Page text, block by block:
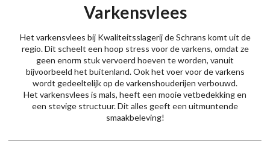
Varkensvlees
Het varkensvlees bij Kwaliteitsslagerij de Schrans komt uit de
regio. Dit scheelt een hoop stress voor de varkens, omdat ze
geen enorm stuk vervoerd hoeven te worden, vanuit
bijvoorbeeld het buitenland. Ook het voer voor de varkens
wordt gedeeltelijk op de varkenshouderijen verbouwd.
Het varkensvlees is mals, heeft een mooie vetbedekking en
een stevige structuur. Dit alles geeft een uitmuntende
smaakbeleving!